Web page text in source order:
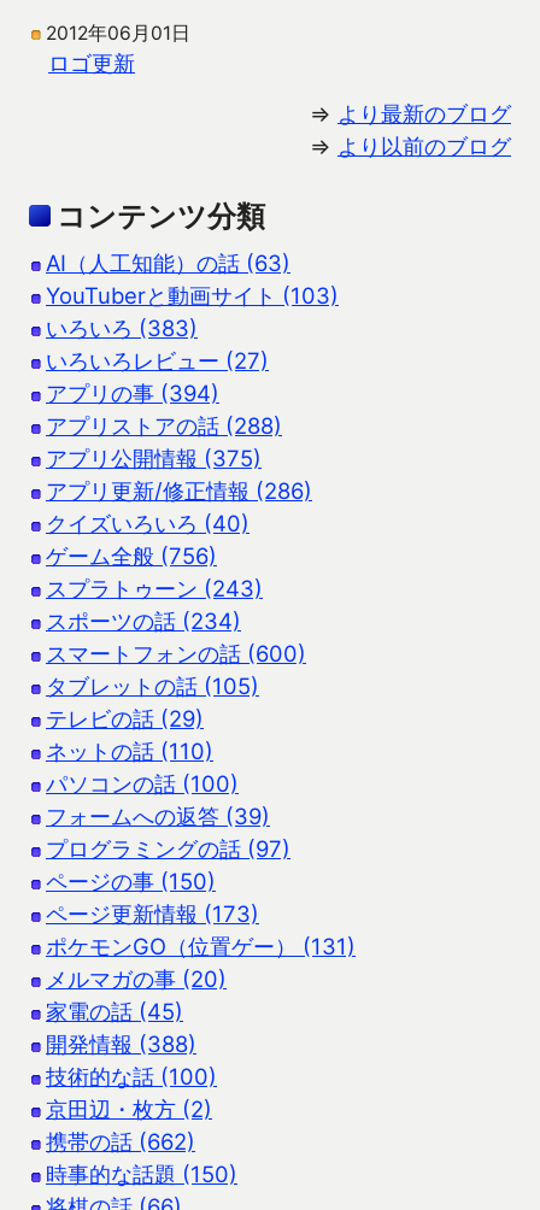
2012年06月01日
ロゴ更新
⇒ より最新のブログ
⇒ より以前のブログ
コンテンツ分類
AI（人工知能）の話 (63)
YouTuberと動画サイト (103)
いろいろ (383)
いろいろレビュー (27)
アプリの事 (394)
アプリストアの話 (288)
アプリ公開情報 (375)
アプリ更新/修正情報 (286)
クイズいろいろ (40)
ゲーム全般 (756)
スプラトゥーン (243)
スポーツの話 (234)
スマートフォンの話 (600)
タブレットの話 (105)
テレビの話 (29)
ネットの話 (110)
パソコンの話 (100)
フォームへの返答 (39)
プログラミングの話 (97)
ページの事 (150)
ページ更新情報 (173)
ポケモンGO（位置ゲー） (131)
メルマガの事 (20)
家電の話 (45)
開発情報 (388)
技術的な話 (100)
京田辺・枚方 (2)
携帯の話 (662)
時事的な話題 (150)